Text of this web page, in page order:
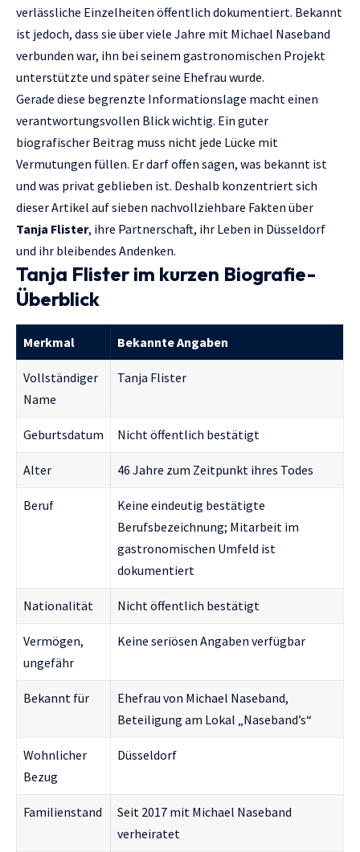
verlässliche Einzelheiten öffentlich dokumentiert. Bekannt
ist jedoch, dass sie über viele Jahre mit Michael Naseband
verbunden war, ihn bei seinem gastronomischen Projekt
unterstützte und später seine Ehefrau wurde.
Gerade diese begrenzte Informationslage macht einen
verantwortungsvollen Blick wichtig. Ein guter
biografischer Beitrag muss nicht jede Lücke mit
Vermutungen füllen. Er darf offen sagen, was bekannt ist
und was privat geblieben ist. Deshalb konzentriert sich
dieser Artikel auf sieben nachvollziehbare Fakten über
Tanja Flister, ihre Partnerschaft, ihr Leben in Düsseldorf
und ihr bleibendes Andenken.
Tanja Flister im kurzen Biografie-
Überblick
Merkmal Bekannte Angaben
Vollständiger
Name
Tanja Flister
Geburtsdatum Nicht öffentlich bestätigt
Alter 46 Jahre zum Zeitpunkt ihres Todes
Beruf
Keine eindeutig bestätigte
Berufsbezeichnung; Mitarbeit im
gastronomischen Umfeld ist
dokumentiert
Nationalität Nicht öffentlich bestätigt
Vermögen,
ungefähr
Keine seriösen Angaben verfügbar
Bekannt für
Ehefrau von Michael Naseband,
Beteiligung am Lokal „Naseband’s“
Wohnlicher
Bezug
Düsseldorf
Familienstand
Seit 2017 mit Michael Naseband
verheiratet